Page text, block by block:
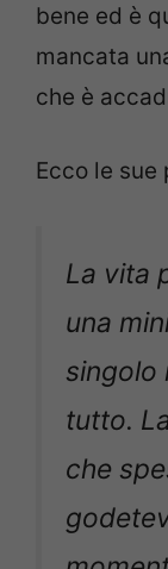
bene ed è
mancata
che è
Ecco le sue
La vita
una
singolo
tutto.
che